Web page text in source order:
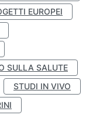
EUROPEI
SULLA SALUTE
STUDI IN VIVO